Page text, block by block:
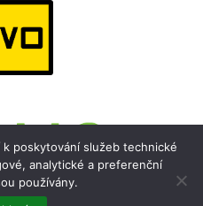
poskytování služeb technické
analytické a preferenční
používány.